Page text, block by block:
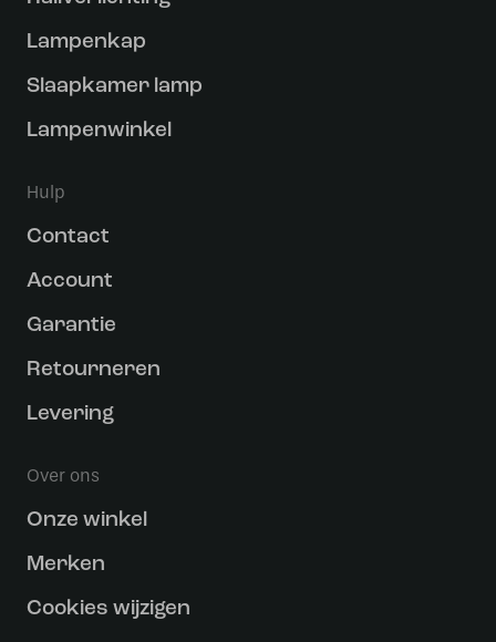
Lampenkap
Slaapkamer lamp
Lampenwinkel
Hulp
Contact
Account
Garantie
Retourneren
Levering
Over ons
Onze winkel
Merken
Cookies wijzigen